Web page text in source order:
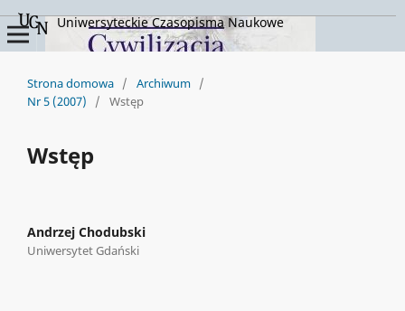
Uniwersyteckie Czasopisma Naukowe
Strona domowa / Archiwum /
Nr 5 (2007)
/ Wstęp
Wstęp
Andrzej Chodubski
Uniwersytet Gdański